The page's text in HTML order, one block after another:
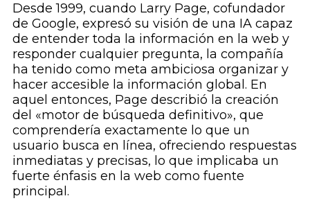
Desde 1999, cuando Larry Page, cofundador
de Google, expresó su visión de una IA capaz
de entender toda la información en la web y
responder cualquier pregunta, la compañía
ha tenido como meta ambiciosa organizar y
hacer accesible la información global. En
aquel entonces, Page describió la creación
del «motor de búsqueda definitivo», que
comprendería exactamente lo que un
usuario busca en línea, ofreciendo respuestas
inmediatas y precisas, lo que implicaba un
fuerte énfasis en la web como fuente
principal.